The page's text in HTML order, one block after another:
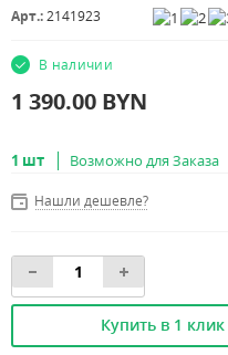
Арт.:2141923
В наличии
1 390.00 BYN
1 шт Возможно для Заказа
Нашли дешевле?
Купить в 1 клик